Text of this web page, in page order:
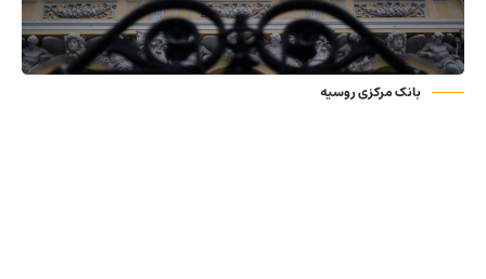
بانک مرکزی روسیه